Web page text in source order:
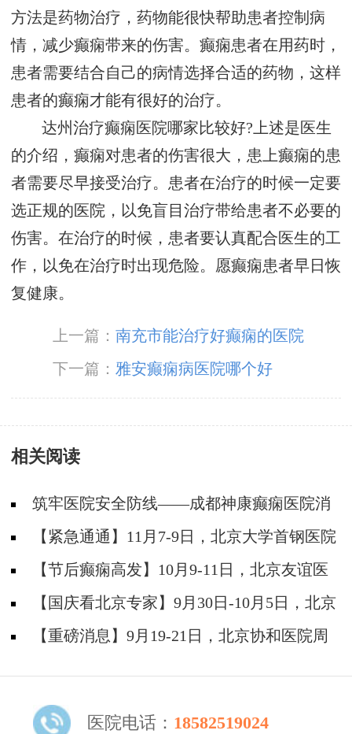
方法是药物治疗，药物能很快帮助患者控制病
情，减少癫痫带来的伤害。癫痫患者在用药时，
患者需要结合自己的病情选择合适的药物，这样
患者的癫痫才能有很好的治疗。
达州治疗癫痫医院哪家比较好?上述是医生
的介绍，癫痫对患者的伤害很大，患上癫痫的患
者需要尽早接受治疗。患者在治疗的时候一定要
选正规的医院，以免盲目治疗带给患者不必要的
伤害。在治疗的时候，患者要认真配合医生的工
作，以免在治疗时出现危险。愿癫痫患者早日恢
复健康。
上一篇：南充市能治疗好癫痫的医院
下一篇： 雅安癫痫病医院哪个好
相关阅读
筑牢医院安全防线——成都神康癫痫医院消
防安全培训纪实
【紧急通通】11月7-9日，北京大学首钢医院
神经内科胡颖教授亲临成都会诊，破解癫痫疑难
【节后癫痫高发】10月9-11日，北京友谊医
院陈葵博士免费会诊+治疗援助，破解癫痫难
题！
【国庆看北京专家】9月30日-10月5日，北京
天坛&首钢医院两大专家蓉城亲诊+癫痫大额救
【重磅消息】9月19-21日，北京协和医院周
线！
医院电话： 18582519024